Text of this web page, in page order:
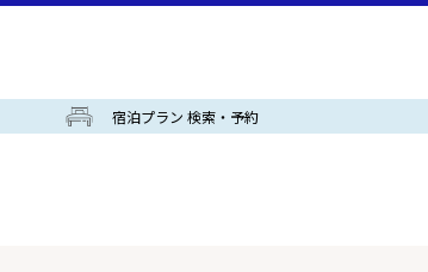
宿泊プラン 検索・予約